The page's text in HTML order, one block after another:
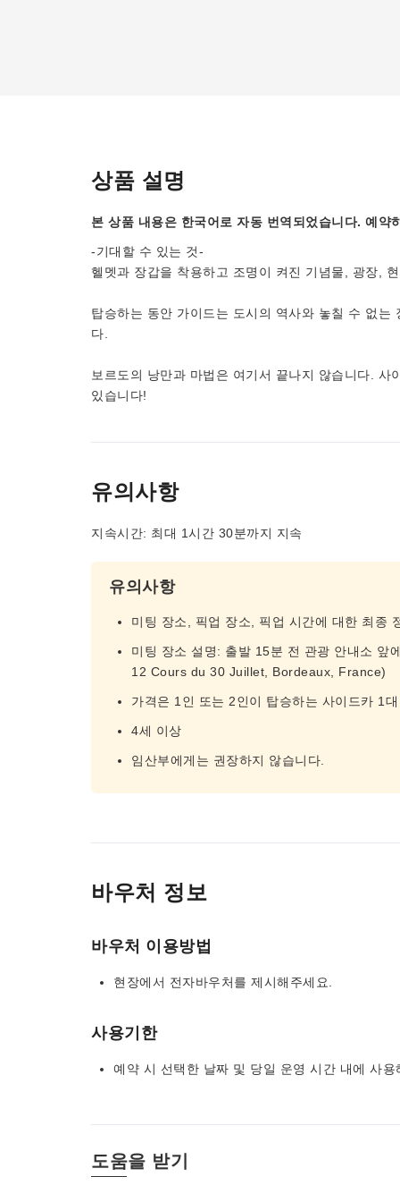
상품 설명
본 상품 내용은 한국어로 자동 번역되었습니다. 예약
-기대할 수 있는 것-
헬멧과 장갑을 착용하고 조명이 켜진 기념물, 광장,
탑승하는 동안 가이드는 도시의 역사와 놓칠 수 없
다.
보르도의 낭만과 마법은 여기서 끝나지 않습니다.
있습니다!
유의사항
지속시간: 최대 1시간 30분까지 지속
유의사항
미팅 장소, 픽업 장소, 픽업 시간에 대한 최종
미팅 장소 설명: 출발 15분 전 관광 안내소 앞
12 Cours du 30 Juillet, Bordeaux, France)
가격은 1인 또는 2인이 탑승하는 사이드카 1대
4세 이상
임산부에게는 권장하지 않습니다.
바우처 정보
바우처 이용방법
현장에서 전자바우처를 제시해주세요.
사용기한
예약 시 선택한 날짜 및 당일 운영 시간 내에 사
도움을 받기